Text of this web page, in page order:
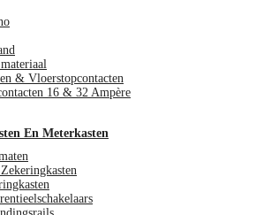
& Vloerstopcontacten
16 & 32 Ampère
En Meterkasten